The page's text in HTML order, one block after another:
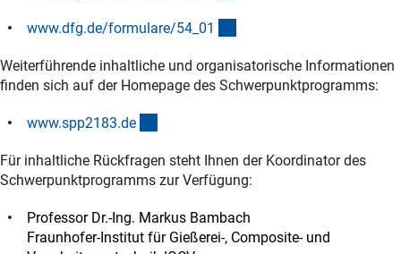
www.dfg.de/formulare/54_01
Weiterführende inhaltliche und organisatorische Informationen
finden sich auf der Homepage des Schwerpunktprogramms:
www.spp2183.de
Für inhaltliche Rückfragen steht Ihnen der Koordinator des
Schwerpunktprogramms zur Verfügung:
Professor Dr.-Ing. Markus Bambach
Fraunhofer-Institut für Gießerei-, Composite- und